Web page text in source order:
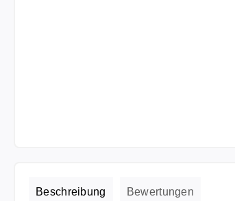
Beschreibung Bewertungen